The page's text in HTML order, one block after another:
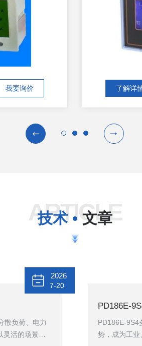
我要询价 了解详
ARTICLE
技术 文章
2026
7-20
散负荷、电力
活的场景适
PD186E-
PD186E-9S4
势，成为工业